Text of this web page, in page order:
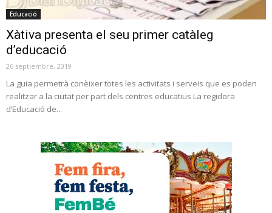
Educació
Xàtiva presenta el seu primer catàleg
d’educació
26 septiembre, 2019
La guia permetrà conèixer totes les activitats i serveis que es poden
realitzar a la ciutat per part dels centres educatius La regidora
d’Educació de...